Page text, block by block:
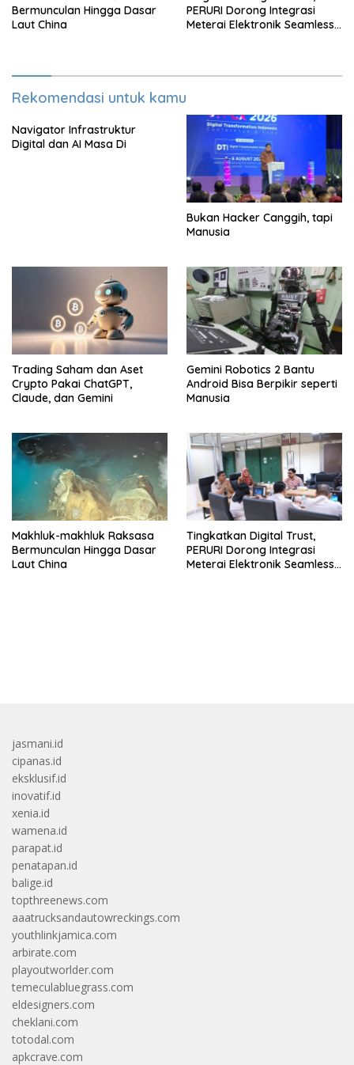
Bermunculan Hingga Dasar
Laut China
PERURI Dorong Integrasi
Meterai Elektronik Seamless
Rekomendasi untuk kamu
Navigator Infrastruktur
Digital dan AI Masa Di
Bukan Hacker Canggih, tapi
Manusia
Trading Saham dan Aset
Crypto Pakai ChatGPT,
Claude, dan Gemini
Gemini Robotics 2 Bantu
Android Bisa Berpikir seperti
Manusia
Makhluk-makhluk Raksasa
Bermunculan Hingga Dasar
Laut China
Tingkatkan Digital Trust,
PERURI Dorong Integrasi
Meterai Elektronik Seamless
jasmani.id
cipanas.id
eksklusif.id
inovatif.id
xenia.id
wamena.id
parapat.id
penatapan.id
balige.id
topthreenews.com
aaatrucksandautowreckings.com
youthlinkjamica.com
arbirate.com
playoutworlder.com
temeculabluegrass.com
eldesigners.com
cheklani.com
totodal.com
apkcrave.com